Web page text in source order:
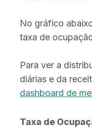
No gráfico
taxa de
Para ver a
diárias e da
dashboard de
Taxa de